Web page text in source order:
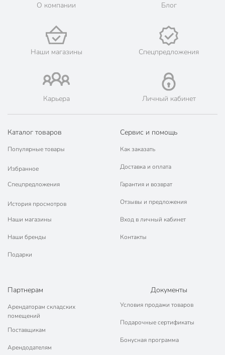
О компании Блог
Наши магазины Спецпредложения
Карьера Личный кабинет
Каталог товаров
Популярные товары
Избранное
Спецпредложения
История просмотров
Наши магазины
Наши бренды
Подарки
Сервис и помощь
Как заказать
Доставка и оплата
Гарантия и возврат
Отзывы и предложения
Вход в личный кабинет
Контакты
Партнерам
Арендаторам складских
помещений
Поставщикам
Арендодателям
Документы
Условия продажи товаров
Подарочные сертификаты
Бонусная программа